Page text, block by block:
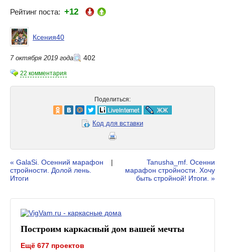
Рейтинг поста: +12
Ксения40
7 октября 2019 года 402
22 комментария
Поделиться:
Код для вставки
« GalaSi. Осенний марафон
стройности. Долой лень.
Итоги
|
Tanusha_mf. Осенни
марафон стройности. Хочу
быть стройной! Итоги. »
Построим каркасный дом вашей мечты
Ещё 677 проектов